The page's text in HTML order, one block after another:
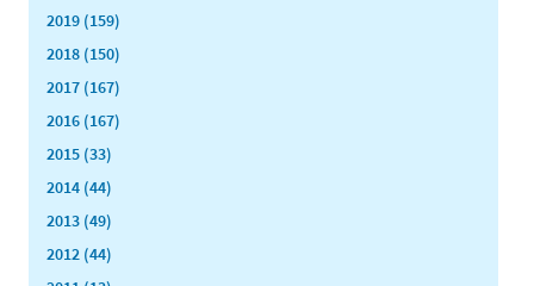
2019 (159)
2018 (150)
2017 (167)
2016 (167)
2015 (33)
2014 (44)
2013 (49)
2012 (44)